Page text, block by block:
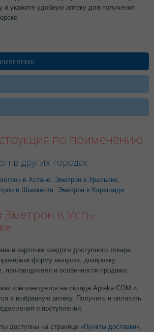
и укажите удобную аптеку для получения
по применению
в других городах
в Астане Эметрон в Уральске
в Шымкенте Эметрон в Караганде
Эметрон в Усть-
в карточке каждого доступного товара.
форму выпуска, дозировку,
производителя и особенности продажи.
комплектуется на складе Apteka.COM и
в выбранную аптеку. Получить и оплатить
о поступлении.
доступны на странице «Пункты доставки»